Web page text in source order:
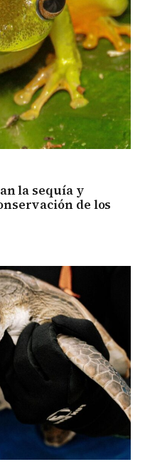
la sequía y
de los